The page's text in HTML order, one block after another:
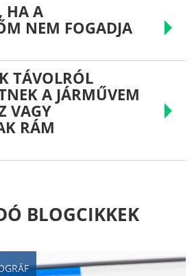
HA A
NEM FOGADJA
TÁVOLRÓL
A JÁRMŰVEM
VAGY
RÁM
BLOGCIKKEK